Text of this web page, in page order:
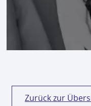
VCU
Kontakt
Zurück zur